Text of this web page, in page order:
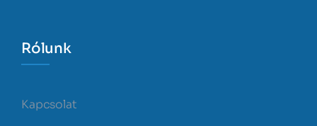
Rólunk
Kapcsolat